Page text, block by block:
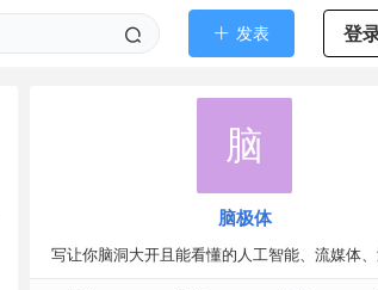
发表 登
脑
脑极体
写让你脑洞大开且能看懂的人工智能、流媒体